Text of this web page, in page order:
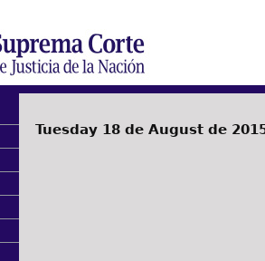
Tuesday 18 de August de